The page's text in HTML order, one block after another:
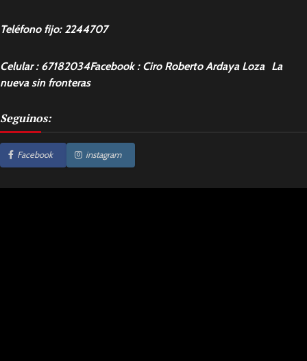
Teléfono fijo: 2244707
Celular : 67182034Facebook : Ciro Roberto Ardaya Loza La
nueva sin fronteras
Seguinos:
Facebook instagram